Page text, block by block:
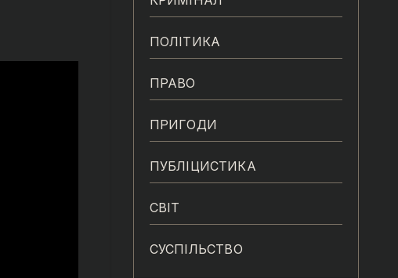
ПОЛІТИКА
ПРАВО
ПРИГОДИ
ПУБЛІЦИСТИКА
СВІТ
СУСПІЛЬСТВО